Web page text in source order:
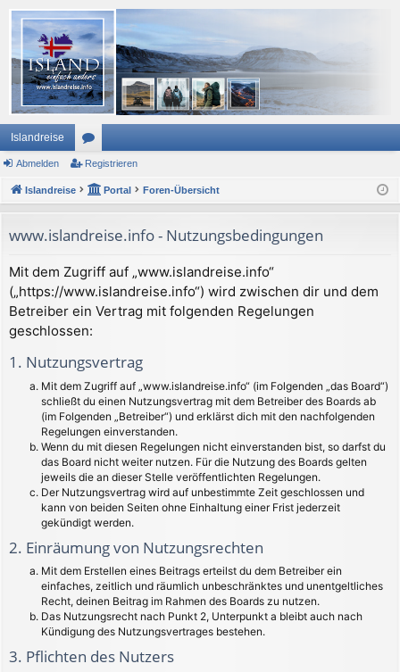
Islandreise
or
en
Abmelden Registrieren
Islandreise Portal Foren-Übersicht
www.islandreise.info - Nutzungsbedingungen
Mit dem Zugriff auf „www.islandreise.info“
(„https://www.islandreise.info“) wird zwischen dir und dem
Betreiber ein Vertrag mit folgenden Regelungen
geschlossen:
1. Nutzungsvertrag
Mit dem Zugriff auf „www.islandreise.info“ (im Folgenden „das Board“)
schließt du einen Nutzungsvertrag mit dem Betreiber des Boards ab
(im Folgenden „Betreiber“) und erklärst dich mit den nachfolgenden
Regelungen einverstanden.
Wenn du mit diesen Regelungen nicht einverstanden bist, so darfst du
das Board nicht weiter nutzen. Für die Nutzung des Boards gelten
jeweils die an dieser Stelle veröffentlichten Regelungen.
Der Nutzungsvertrag wird auf unbestimmte Zeit geschlossen und
kann von beiden Seiten ohne Einhaltung einer Frist jederzeit
gekündigt werden.
2. Einräumung von Nutzungsrechten
Mit dem Erstellen eines Beitrags erteilst du dem Betreiber ein
einfaches, zeitlich und räumlich unbeschränktes und unentgeltliches
Recht, deinen Beitrag im Rahmen des Boards zu nutzen.
Das Nutzungsrecht nach Punkt 2, Unterpunkt a bleibt auch nach
Kündigung des Nutzungsvertrages bestehen.
3. Pflichten des Nutzers